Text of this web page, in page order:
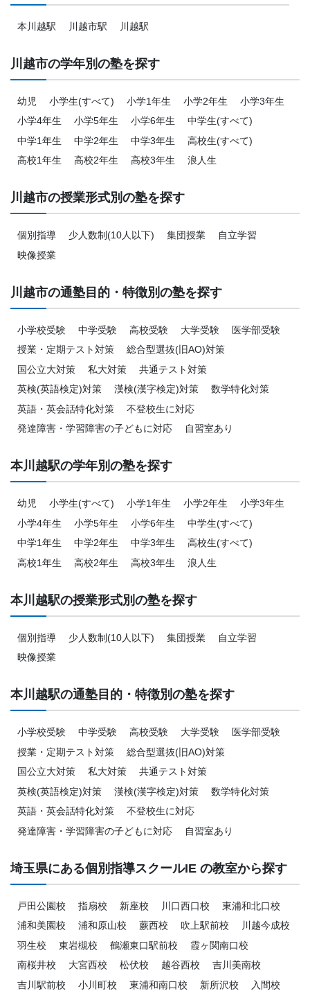
本川越駅 川越市駅 川越駅
川越市の学年別の塾を探す
幼児 小学生(すべて) 小学1年生 小学2年生
小学3年生
小学4年生
小学5年生 小学6年生
中学生(すべて)
中学1年生
中学2年生 中学3年生
高校生(すべて)
高校1年生
高校2年生 高校3年生 浪人生
川越市の授業形式別の塾を探す
個別指導 少人数制(10人以下) 集団授業
自立学習
映像授業
川越市の通塾目的・特徴別の塾を探す
小学校受験 中学受験 高校受験 大学受験
医学部受験
授業・定期テスト対策
総合型選抜(旧AO)対策
国公立大対策
私大対策
共通テスト対策
英検(英語検定)対策
漢検(漢字検定)対策
数学特化対策
英語・英会話特化対策
不登校生に対応
発達障害・学習障害の子どもに対応
自習室あり
本川越駅の学年別の塾を探す
幼児 小学生(すべて) 小学1年生 小学2年生
小学3年生
小学4年生
小学5年生 小学6年生
中学生(すべて)
中学1年生
中学2年生 中学3年生
高校生(すべて)
高校1年生
高校2年生 高校3年生 浪人生
本川越駅の授業形式別の塾を探す
個別指導 少人数制(10人以下) 集団授業
自立学習
映像授業
本川越駅の通塾目的・特徴別の塾を探す
小学校受験 中学受験 高校受験 大学受験
医学部受験
授業・定期テスト対策
総合型選抜(旧AO)対策
国公立大対策
私大対策
共通テスト対策
英検(英語検定)対策
漢検(漢字検定)対策
数学特化対策
英語・英会話特化対策
不登校生に対応
発達障害・学習障害の子どもに対応
自習室あり
埼玉県にある個別指導スクールIE の教室から探す
戸田公園校 指扇校 新座校 川口西口校
東浦和北口校
浦和美園校
浦和原山校 蕨西校 吹上駅前校
川越今成校
羽生校
東岩槻校 鶴瀬東口駅前校
霞ヶ関南口校
南桜井校
大宮西校 松伏校 越谷西校
吉川美南校
吉川駅前校
小川町校 東浦和南口校 新所沢校
入間校